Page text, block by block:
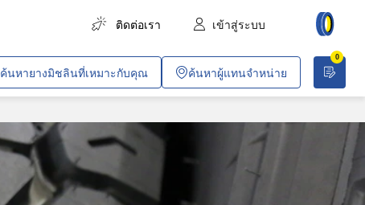
ติดต่อเรา เข้าสู่ระบบ
การขนส่งสินค้า
การขนส่งผู้โดยสาร
การเกษตร
งานก่อสร้างและอุตสาหกรรม
เหมืองทั่วไปและเหมืองหิน
0
ค้นหายางมิชลินที่เหมาะกับคุณ ค้นหาผู้แทนจำหน่าย